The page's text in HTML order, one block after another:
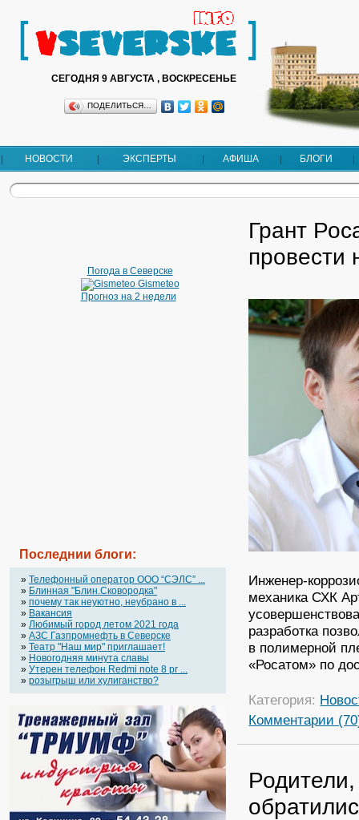
СЕГОДНЯ 9 АВГУСТА , ВОСКРЕСЕНЬЕ
ПОДЕЛИТЬСЯ…
НОВОСТИ ЭКСПЕРТЫ АФИША БЛОГИ
Погода в Северске
Gismeteo
Прогноз на 2 недели
Последнии блоги:
» Телефонный оператор OOO “СЭЛС” ...
» Блинная "Блин.Сковородка"
» почему так неуютно, неубрано в ...
» Вакансия
» Любимый город летом 2021 года
» АЗС Газпромнефть в Северске
» Театр "Наш мир" приглашает!
» Новогодняя минута славы
» Утерен телефон Redmi note 8 pr ...
» розыгрыш или хулиганство?
Грант
провести
Инженер-
механика СХК
разработка
в полимерной
«Росатом» по
Категория:
Комментарии